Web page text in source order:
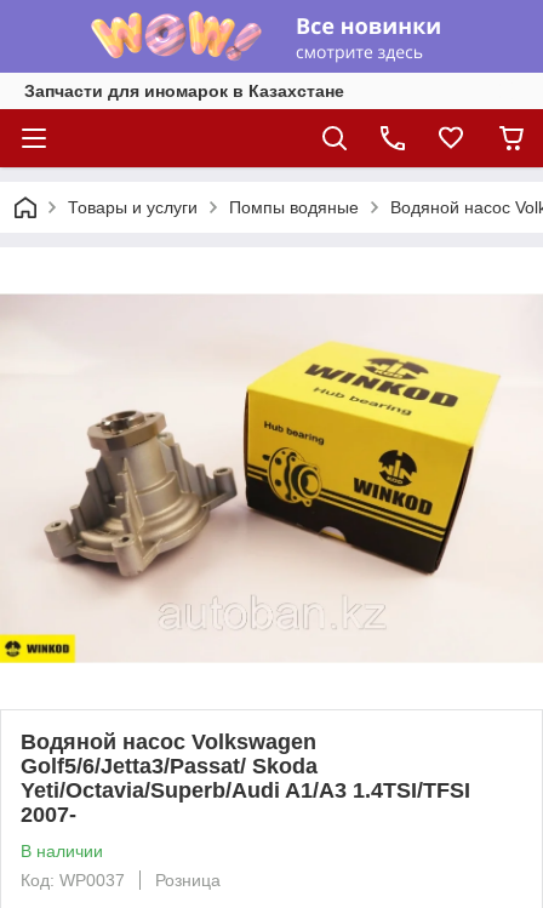
Запчасти для иномарок в Казахстане
Товары и услуги Помпы водяные Водяной насос
Водяной насос Volkswagen
Golf5/6/Jetta3/Passat/ Skoda
Yeti/Octavia/Superb/Audi A1/A3 1.4TSI/TFSI
2007-
В наличии
Код: WP0037
Розница